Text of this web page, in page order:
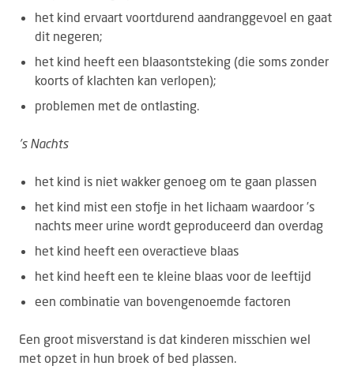
het kind ervaart voortdurend aandranggevoel en gaat
dit negeren;
het kind heeft een blaasontsteking (die soms zonder
koorts of klachten kan verlopen);
problemen met de ontlasting.
’s Nachts
het kind is niet wakker genoeg om te gaan plassen
het kind mist een stofje in het lichaam waardoor ’s
nachts meer urine wordt geproduceerd dan overdag
het kind heeft een overactieve blaas
het kind heeft een te kleine blaas voor de leeftijd
een combinatie van bovengenoemde factoren
Een groot misverstand is dat kinderen misschien wel
met opzet in hun broek of bed plassen.